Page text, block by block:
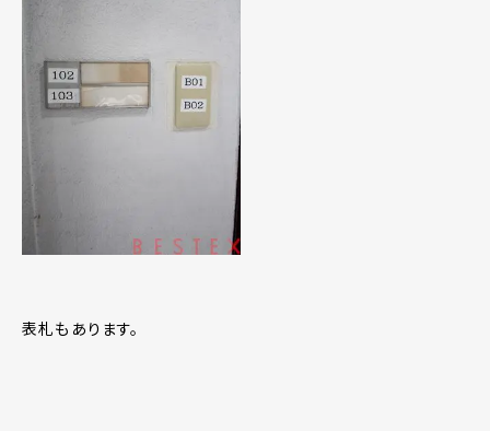
表札もあります。